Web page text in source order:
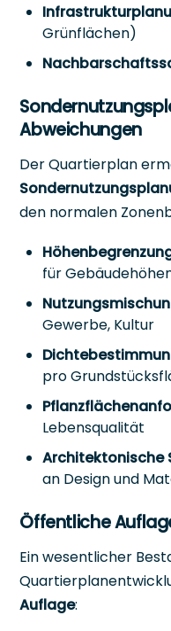
Grünflächen)
Abweichungen
Der Quartierplan
den normalen
für
Gewerbe, Kultur
pro
Lebensqualität
Architektonische
an Design und
Öffentliche
Ein wesentlicher
Auflage: